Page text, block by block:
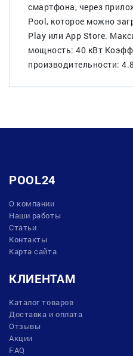
смартфона, через
Pool, которое можно
Play или App Store.
мощность: 40 кВт
производительности:
POOL24
О компании
Наши работы
Статьи
Контакты
Карта сайта
КЛИЕНТАМ
Каталог товаров
Доставка и оплата
Отзывы
Акции
FAQ